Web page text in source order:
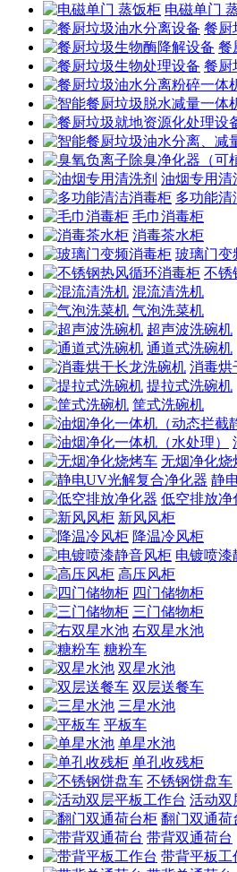
电磁单门
餐厨
餐
餐厨
油烟专用清
多功能清
毛巾消毒柜
消毒茶水柜
玻璃门变
不锈
混流清洗机
气泡洗菜机
超声波洗碗机
通道式洗碗机
消毒烘
提拉式洗碗机
筐式洗碗机
无烟净化烧
静
低空排放净
新风风柜
降温冷风柜
电镀喷漆
高压风柜
四门储物柜
三门储物柜
右双星水池
糖粉车
双星水池
双层送餐车
三星水池
平板车
单星水池
单孔收残柜
不锈钢饼盘车
活动双
翻门双通荷
带背双通荷台
带背平板工